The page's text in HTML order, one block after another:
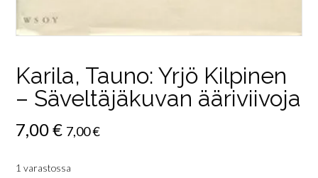
Karila, Tauno: Yrjö Kilpinen
– Säveltäjäkuvan ääriviivoja
7,00€ 7,00€
1 varastossa